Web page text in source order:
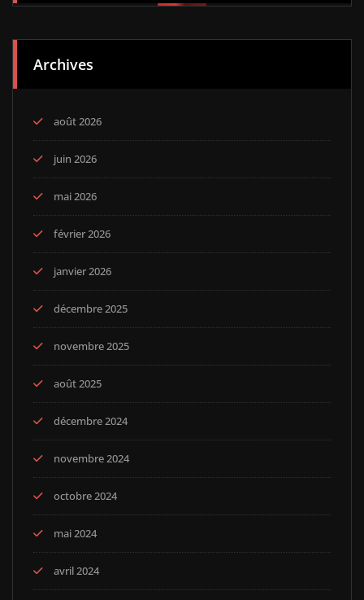
Archives
août 2026
juin 2026
mai 2026
février 2026
janvier 2026
décembre 2025
novembre 2025
août 2025
décembre 2024
novembre 2024
octobre 2024
mai 2024
avril 2024